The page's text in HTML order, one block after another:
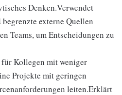
Denken.Verwendet
externe Quellen
Teams, um Entscheidungen zu
Kollegen mit weniger
Projekte mit geringen
leiten.Erklärt